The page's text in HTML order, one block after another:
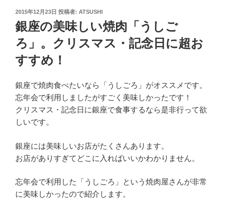
投
稿
日:
2015年12月23日 投稿者: ATSUSHI
銀座の美味しい焼肉「うしご
ろ」。クリスマス・記念日に超お
すすめ！
銀座で焼肉食べたいなら「うしごろ」がオススメです。
忘年会で利用しましたがすごく美味しかったです！
クリスマス・記念日に銀座で食事するなら是非行って欲
しいです。
銀座には美味しいお店がたくさんあります。
お店がありすぎてどこに入ればいいかわかりません。
忘年会で利用した「うしごろ」という焼肉屋さんが非常
に美味しかったので紹介します。